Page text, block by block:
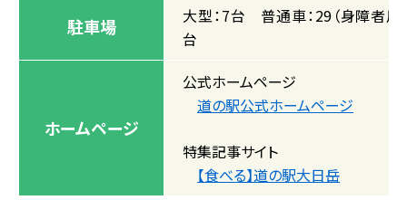
駐車場
大型：7台 普通車：29（身障者用
台
ホームページ
公式ホームページ
道の駅公式ホームページ
特集記事サイト
【食べる】道の駅大日岳